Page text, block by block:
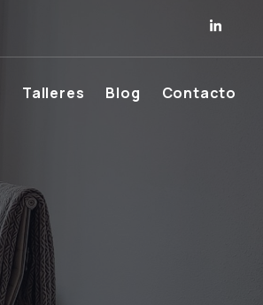
Talleres Blog Contacto